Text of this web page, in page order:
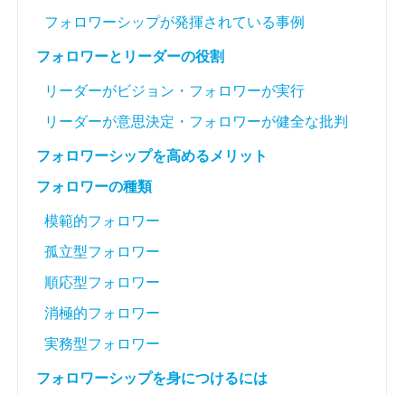
フォロワーシップが発揮されている事例
フォロワーとリーダーの役割
リーダーがビジョン・フォロワーが実行
リーダーが意思決定・フォロワーが健全な批判
フォロワーシップを高めるメリット
フォロワーの種類
模範的フォロワー
孤立型フォロワー
順応型フォロワー
消極的フォロワー
実務型フォロワー
フォロワーシップを身につけるには